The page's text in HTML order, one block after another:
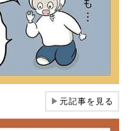
▶元記事を見る